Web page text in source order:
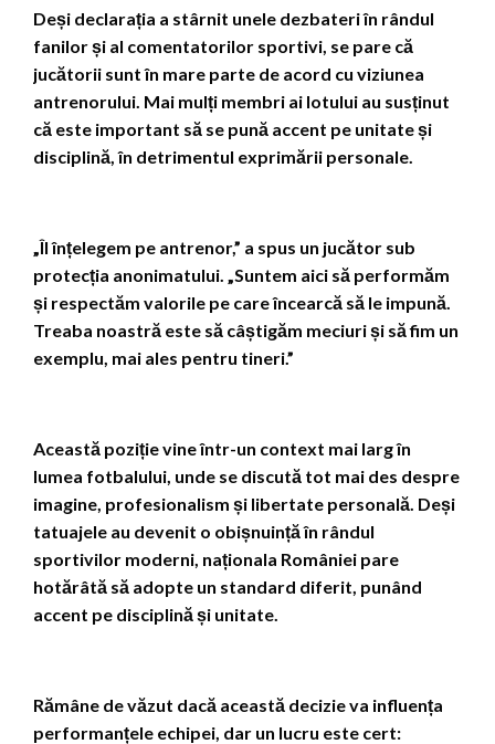
Deși declarația a stârnit unele dezbateri în rândul
fanilor și al comentatorilor sportivi, se pare că
jucătorii sunt în mare parte de acord cu viziunea
antrenorului. Mai mulți membri ai lotului au susținut
că este important să se pună accent pe unitate și
disciplină, în detrimentul exprimării personale.
„Îl înțelegem pe antrenor,” a spus un jucător sub
protecția anonimatului. „Suntem aici să performăm
și respectăm valorile pe care încearcă să le impună.
Treaba noastră este să câștigăm meciuri și să fim un
exemplu, mai ales pentru tineri.”
Această poziție vine într-un context mai larg în
lumea fotbalului, unde se discută tot mai des despre
imagine, profesionalism și libertate personală. Deși
tatuajele au devenit o obișnuință în rândul
sportivilor moderni, naționala României pare
hotărâtă să adopte un standard diferit, punând
accent pe disciplină și unitate.
Rămâne de văzut dacă această decizie va influența
performanțele echipei, dar un lucru este cert: